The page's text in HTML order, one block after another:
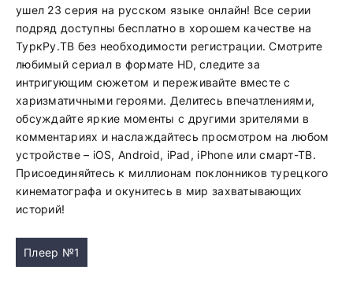
ушел 23 серия на русском языке онлайн! Все серии
подряд доступны бесплатно в хорошем качестве на
ТуркРу.ТВ без необходимости регистрации. Смотрите
любимый сериал в формате HD, следите за
интригующим сюжетом и переживайте вместе с
харизматичными героями. Делитесь впечатлениями,
обсуждайте яркие моменты с другими зрителями в
комментариях и наслаждайтесь просмотром на любом
устройстве – iOS, Android, iPad, iPhone или смарт-ТВ.
Присоединяйтесь к миллионам поклонников турецкого
кинематографа и окунитесь в мир захватывающих
историй!
Плеер №1